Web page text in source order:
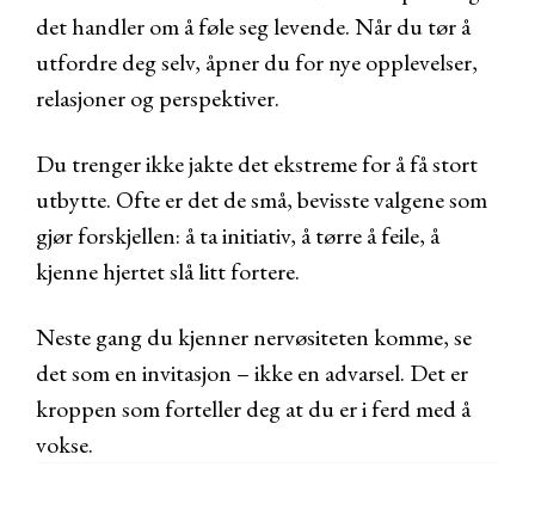
det handler om å føle seg levende. Når du tør å
utfordre deg selv, åpner du for nye opplevelser,
relasjoner og perspektiver.
Du trenger ikke jakte det ekstreme for å få stort
utbytte. Ofte er det de små, bevisste valgene som
gjør forskjellen: å ta initiativ, å tørre å feile, å
kjenne hjertet slå litt fortere.
Neste gang du kjenner nervøsiteten komme, se
det som en invitasjon – ikke en advarsel. Det er
kroppen som forteller deg at du er i ferd med å
vokse.